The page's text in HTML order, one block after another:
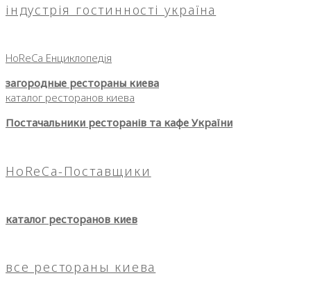
індустрія гостинності україна
HoReCa Енциклопедія
загородные рестораны киева
каталог ресторанов киева
Постачальники ресторанів та кафе України
HoReCa-Поставщики
каталог ресторанов киев
все рестораны киева